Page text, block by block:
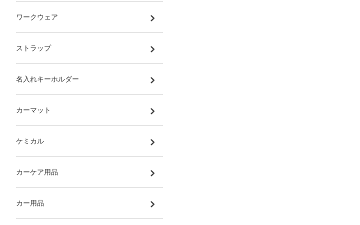
ワークウェア
ストラップ
名入れキーホルダー
カーマット
ケミカル
カーケア用品
カー用品